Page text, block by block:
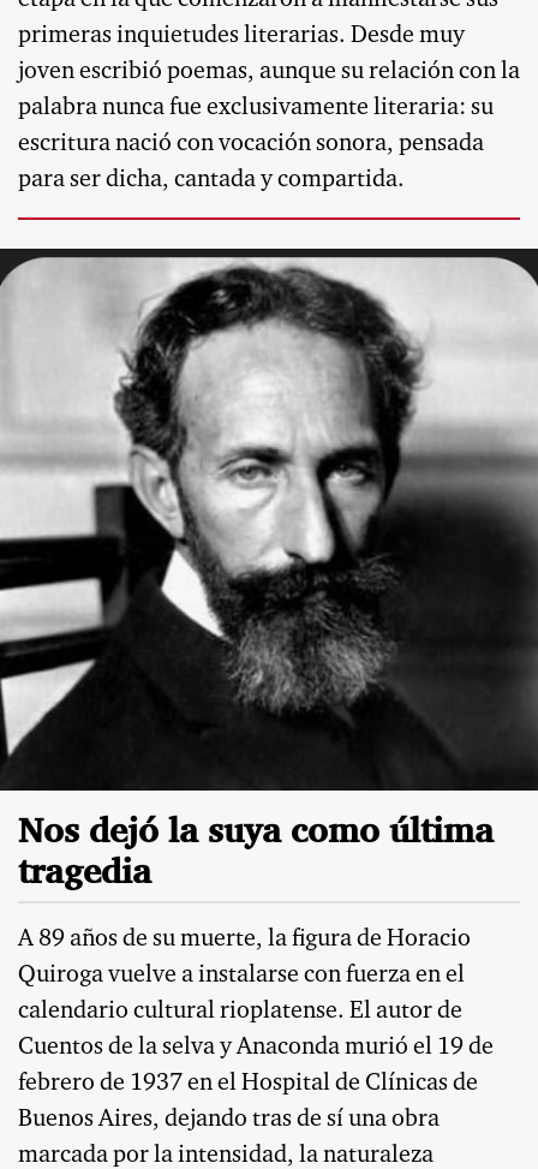
primeras inquietudes literarias. Desde muy
joven escribió poemas, aunque su relación con la
palabra nunca fue exclusivamente literaria: su
escritura nació con vocación sonora, pensada
para ser dicha, cantada y compartida.
Nos dejó la suya como última
tragedia
A 89 años de su muerte, la figura de Horacio
Quiroga vuelve a instalarse con fuerza en el
calendario cultural rioplatense. El autor de
Cuentos de la selva y Anaconda murió el 19 de
febrero de 1937 en el Hospital de Clínicas de
Buenos Aires, dejando tras de sí una obra
marcada por la intensidad, la naturaleza